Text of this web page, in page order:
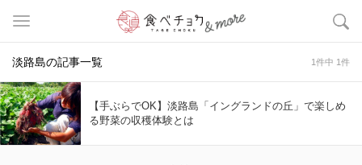
淡路島の記事一覧 1件中 1件
【手ぶらでOK】淡路島「イングランドの丘」で楽しめ
る野菜の収穫体験とは